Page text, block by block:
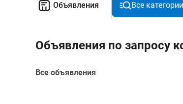
Объявления Все категории
Объявления по запросу
Все объявления